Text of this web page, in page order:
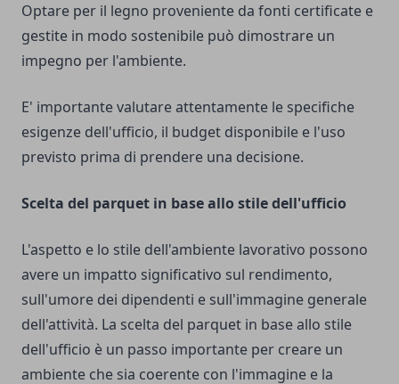
Optare per il legno proveniente da fonti certificate e
gestite in modo sostenibile può dimostrare un
impegno per l'ambiente.
E' importante valutare attentamente le specifiche
esigenze dell'ufficio, il budget disponibile e l'uso
previsto prima di prendere una decisione.
Scelta del parquet in base allo stile dell'ufficio
L'aspetto e lo stile dell'ambiente lavorativo possono
avere un impatto significativo sul rendimento,
sull'umore dei dipendenti e sull'immagine generale
dell'attività. La scelta del parquet in base allo stile
dell'ufficio è un passo importante per creare un
ambiente che sia coerente con l'immagine e la